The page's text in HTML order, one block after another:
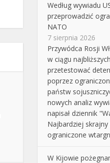
Według wywiadu
przeprowadzić
NATO
7 sierpnia 2026
Przywódca Rosji
w ciągu
przetestować
poprzez
państw
nowych analiz
napisał dziennik
Najbardziej
ograniczone
W Kijowie